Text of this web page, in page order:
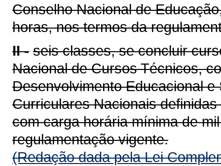
Conselho Nacional de
horas, nos termos da
II - seis classes, se concluir
Nacional de Cursos Técnicos,
Desenvolvimento Educacional
Curriculares Nacionais
com carga horária mínima de
regulamentação vigente.
(Redação dada pela Lei